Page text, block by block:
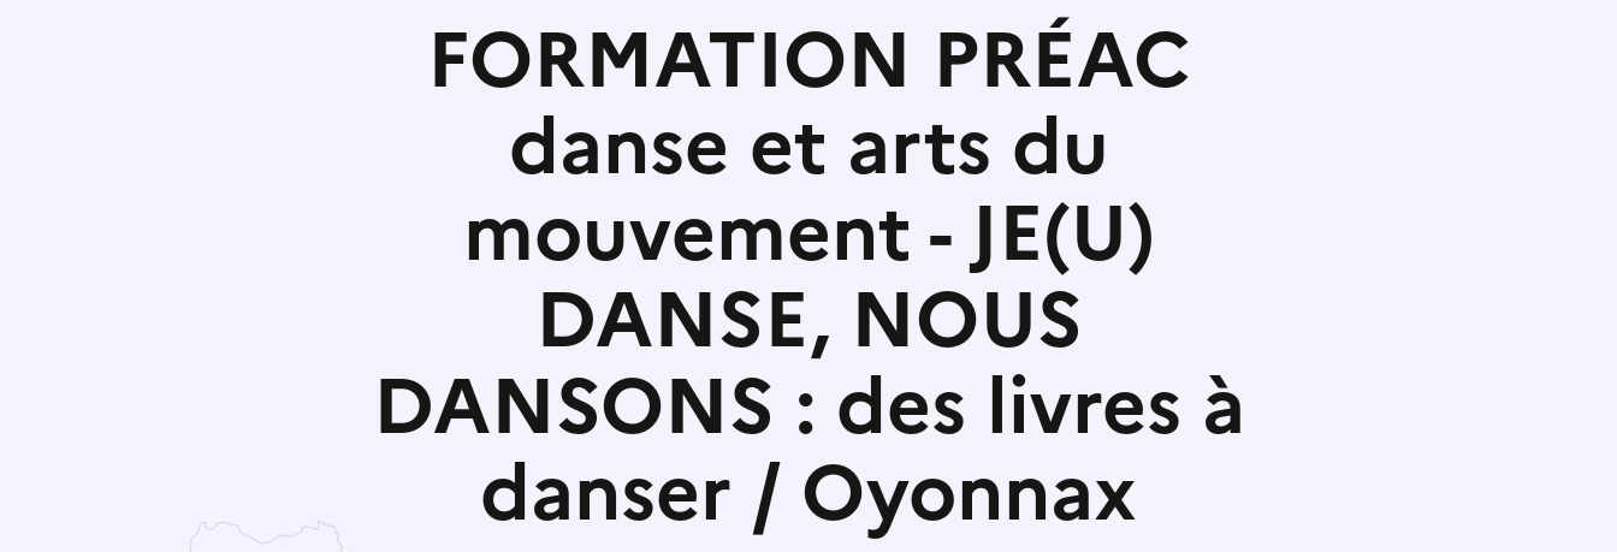
FORMATION PRÉAC
danse et arts du
mouvement - JE(U)
DANSE, NOUS
DANSONS : des livres à
danser / Oyonnax